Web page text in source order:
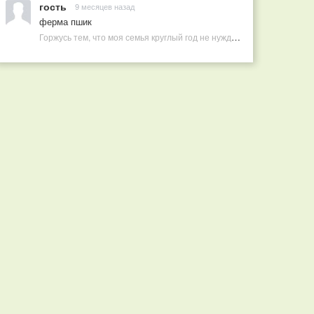
гость 9 месяцев назад
ферма пшик
Горжусь тем, что моя семья круглый год не нуждается в покупных витаминах